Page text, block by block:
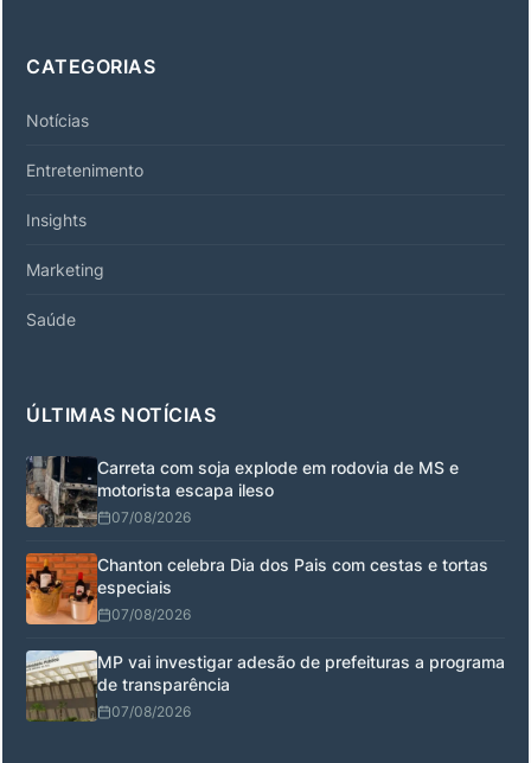
CATEGORIAS
Notícias
Entretenimento
Insights
Marketing
Saúde
ÚLTIMAS NOTÍCIAS
Carreta com soja explode em rodovia de MS e
motorista escapa ileso
07/08/2026
Chanton celebra Dia dos Pais com cestas e tortas
especiais
07/08/2026
MP vai investigar adesão de prefeituras a programa
de transparência
07/08/2026